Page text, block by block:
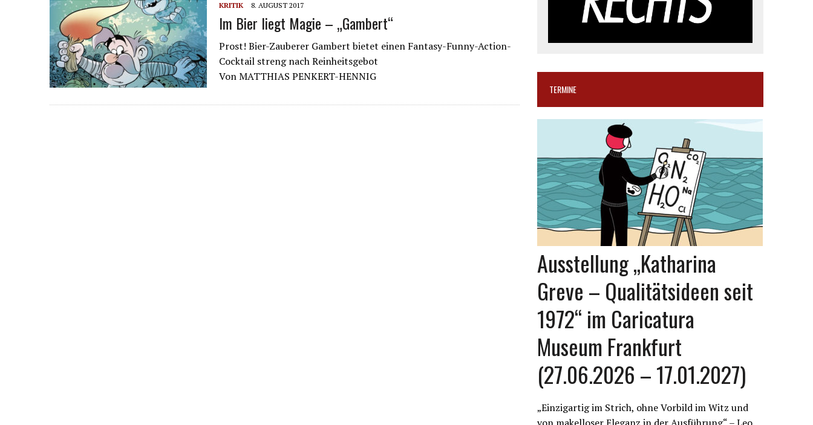
KRITIK 8. AUGUST 2017
Im Bier liegt Magie – „Gambert“
Prost! Bier-Zauberer Gambert bietet einen Fantasy-Funny-Action-
Cocktail streng nach Reinheitsgebot
Von MATTHIAS PENKERT-HENNIG
TERMINE
Ausstellung „Katharina
Greve – Qualitätsideen seit
1972“ im Caricatura
Museum Frankfurt
(27.06.2026 – 17.01.2027)
„Einzigartig im Strich, ohne Vorbild im Witz und
von makelloser Eleganz in der Ausführung“ – Leo